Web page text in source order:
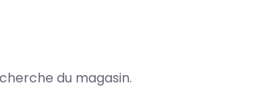
du magasin.